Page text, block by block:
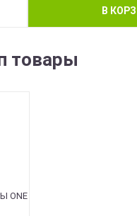
В
товары